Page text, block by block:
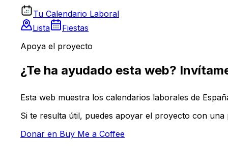
Tu Calendario Laboral
Lista
Fiestas
Apoya el proyecto
¿Te ha ayudado esta web?
Esta web muestra los calendarios laborales de
Si te resulta útil, puedes apoyar el proyecto con una
Donar en Buy Me a Coffee